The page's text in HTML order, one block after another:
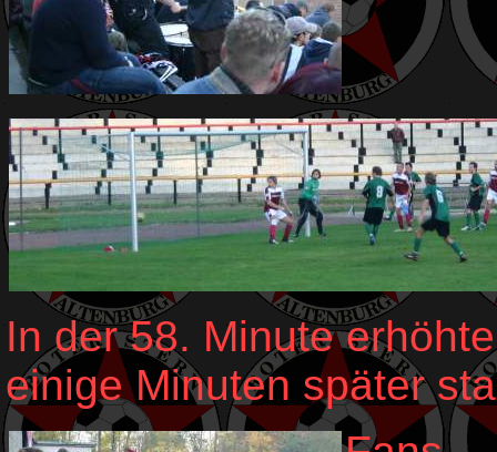
In der 58. Minute
einige Minuten später